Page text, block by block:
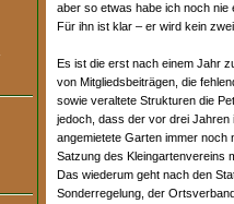
aber so etwas habe ich noch nie
Für ihn ist klar – er wird kein
Es ist die erst nach einem Jahr
von Mitgliedsbeiträgen, die
sowie veraltete Strukturen die
jedoch, dass der vor drei Jahren
angemietete Garten immer noch
Satzung des Kleingartenvereins
Das wiederum geht nach den
Sonderregelung, der